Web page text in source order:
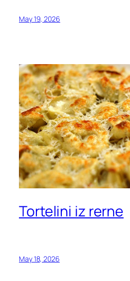
May 19, 2026
Tortelini iz rerne
May 18, 2026